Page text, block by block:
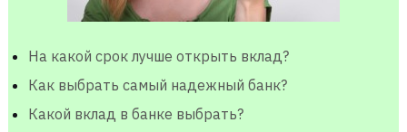
На какой срок лучше открыть вклад?
Как выбрать самый надежный банк?
Какой вклад в банке выбрать?